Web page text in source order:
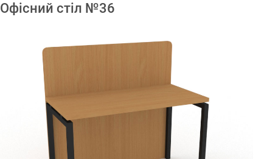
Офісний стіл №36